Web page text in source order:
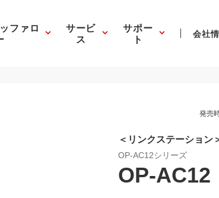
ファロ サービ
ス
サポー
ト 会社
発売
＜リンクステーショ
OP-AC12シリーズ
OP-AC12